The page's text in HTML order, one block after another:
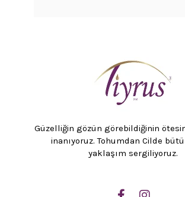
Güzelliğin gözün görebildiğinin
inanıyoruz. Tohumdan Cilde
yaklaşım sergiliyoruz.